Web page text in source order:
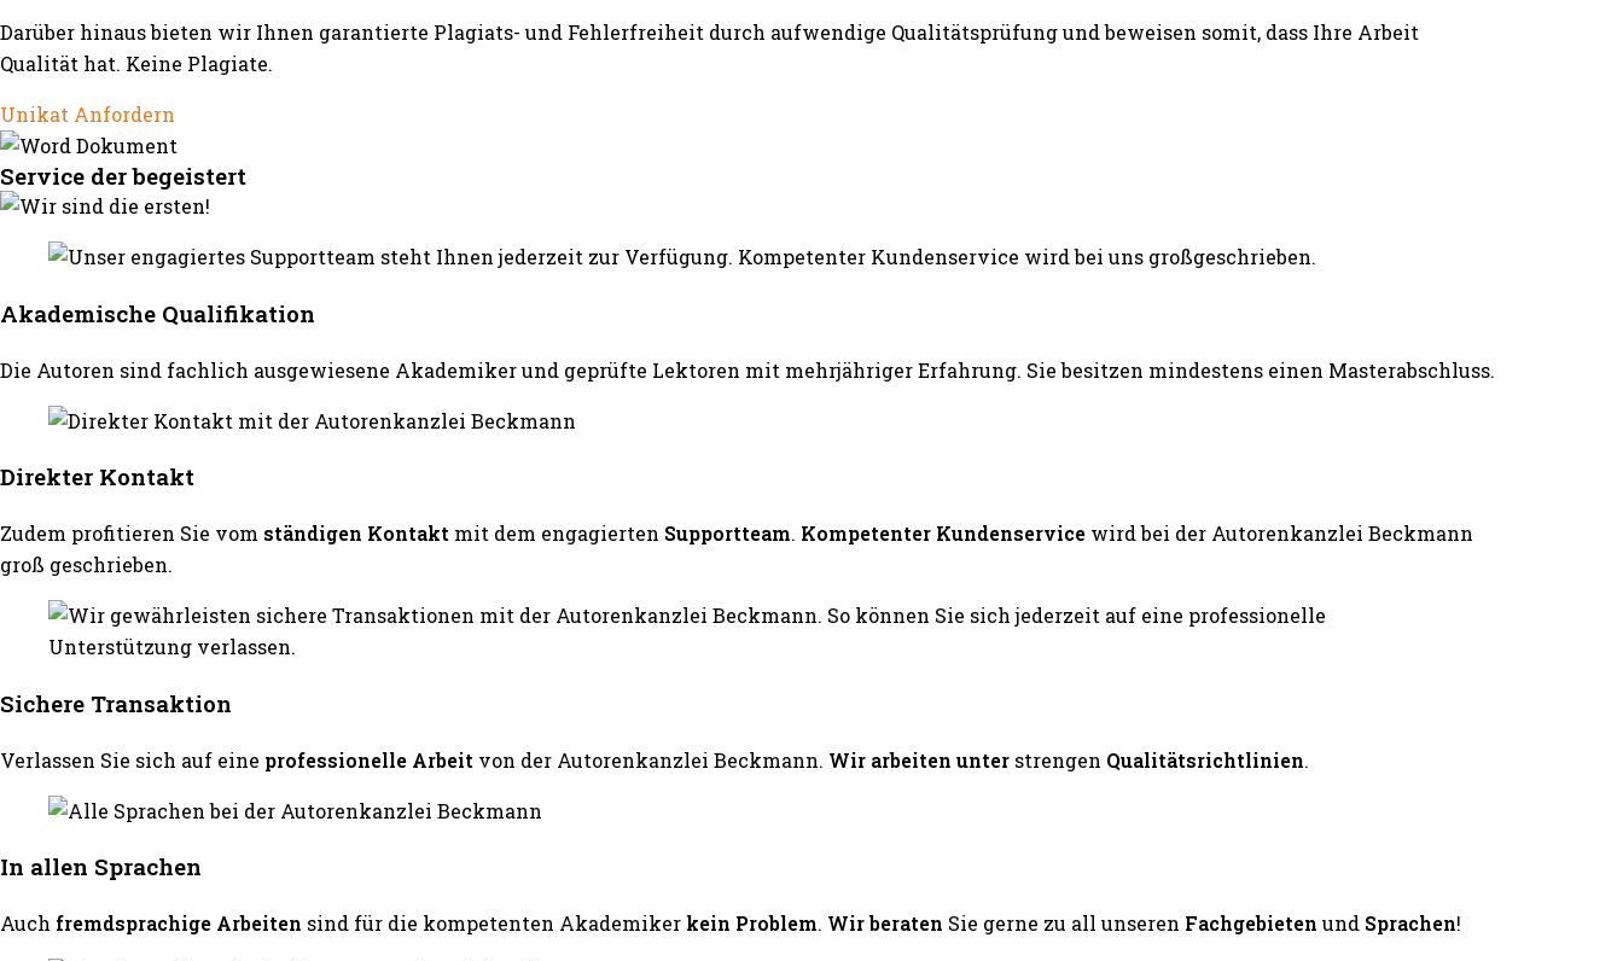
Darüber hinaus bieten wir Ihnen garantierte Plagiats- und Fehlerfreiheit durch aufwendige Qualitätsprüfung und beweisen somit, dass Ihre Arbeit
Qualität hat. Keine Plagiate.
Unikat Anfordern
Service der begeistert
Akademische Qualifikation
Die Autoren sind fachlich ausgewiesene Akademiker und geprüfte Lektoren mit mehrjähriger Erfahrung. Sie besitzen mindestens einen Masterabschluss.
Direkter Kontakt
Zudem profitieren Sie vom ständigen Kontakt mit dem engagierten Supportteam. Kompetenter Kundenservice wird bei der Autorenkanzlei Beckmann
groß geschrieben.
Sichere Transaktion
Verlassen Sie sich auf eine professionelle Arbeit von der Autorenkanzlei Beckmann. Wir arbeiten unter strengen Qualitätsrichtlinien.
In allen Sprachen
Auch fremdsprachige Arbeiten sind für die kompetenten Akademiker kein Problem. Wir beraten Sie gerne zu all unseren Fachgebieten und Sprachen!